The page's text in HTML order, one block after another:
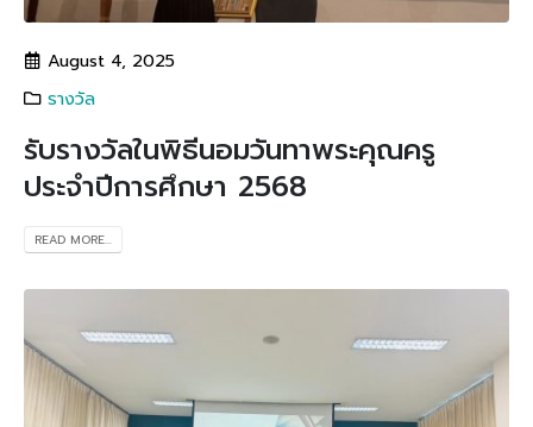
August 4, 2025
รางวัล
รับรางวัลในพิธีนอมวันทาพระคุณครู
ประจำปีการศึกษา 2568
READ MORE...